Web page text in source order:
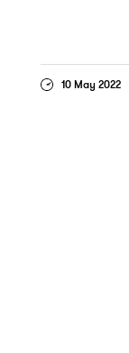
10 May 2022